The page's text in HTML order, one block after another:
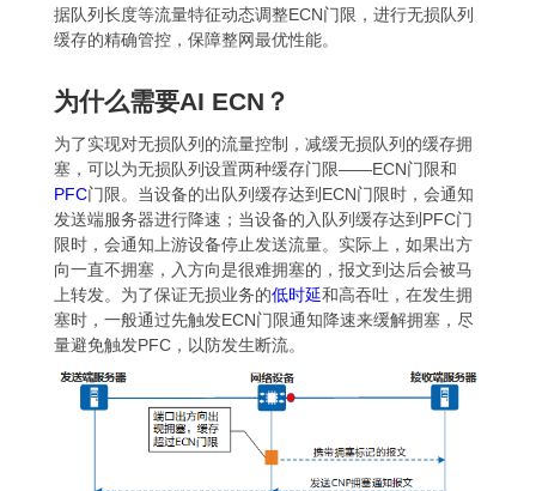
据队列长度等流量特征动态调整ECN门限，进行无损队列
缓存的精确管控，保障整网最优性能。
为什么需要AI ECN？
为了实现对无损队列的流量控制，减缓无损队列的缓存拥
塞，可以为无损队列设置两种缓存门限——ECN门限和
PFC门限。当设备的出队列缓存达到ECN门限时，会通知
发送端服务器进行降速；当设备的入队列缓存达到PFC门
限时，会通知上游设备停止发送流量。实际上，如果出方
向一直不拥塞，入方向是很难拥塞的，报文到达后会被马
上转发。为了保证无损业务的低时延和高吞吐，在发生拥
塞时，一般通过先触发ECN门限通知降速来缓解拥塞，尽
量避免触发PFC，以防发生断流。